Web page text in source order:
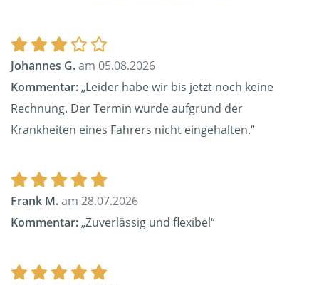
Johannes G.am 05.08.2026
Kommentar:„Leider habe wir bis jetzt noch keine
Rechnung. Der Termin wurde aufgrund der
Krankheiten eines Fahrers nicht eingehalten.“
Frank M.am 28.07.2026
Kommentar:„Zuverlässig und flexibel“